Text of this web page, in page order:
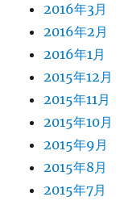
2016年3月
2016年2月
2016年1月
2015年12月
2015年11月
2015年10月
2015年9月
2015年8月
2015年7月